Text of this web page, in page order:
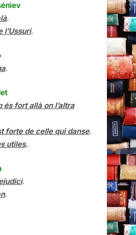
.
l’Ussuri.
.
és fort allà on l’altra
forte de celle qui danse.
utiles.
.
.